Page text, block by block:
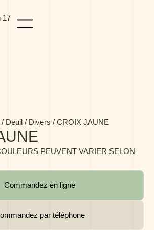
/ Deuil / Divers / CROIX JAUNE
PEUVENT VARIER SELON
Commandez en ligne
par téléphone